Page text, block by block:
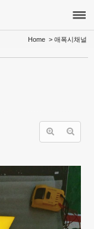
Home > 애폭시채널